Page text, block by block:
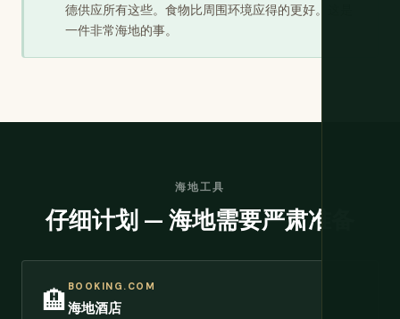
德供应所有这些。食物比周围环境应得的更好。这是
一件非常海地的事。
海地工具
仔细计划 — 海地需要严肃准备
🏨 BOOKING.COM
海地酒店